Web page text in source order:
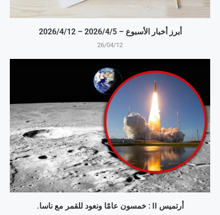
أبرز أخبار الأسبوع – 5‏/4‏/2026 – 12‏/4‏/2026
26/04/12
أرتميس II : خمسون عامًا ونعود للقمر مع ناسا.